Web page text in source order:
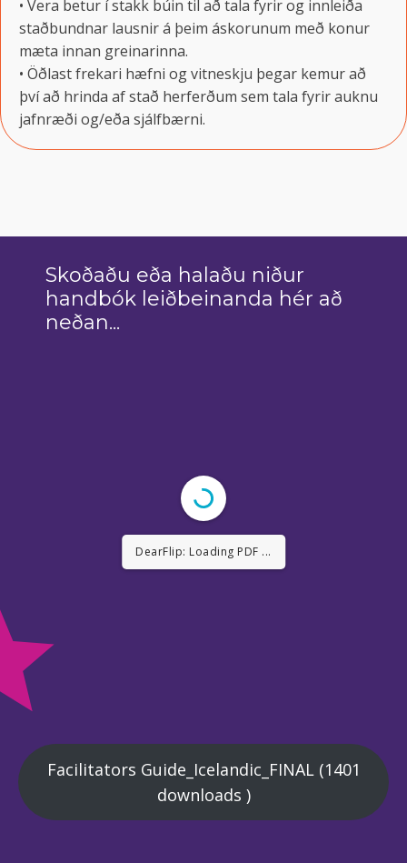
• Vera betur í stakk búin til að tala fyrir og innleiða
staðbundnar lausnir á þeim áskorunum með konur
mæta innan greinarinna.
• Öðlast frekari hæfni og vitneskju þegar kemur að
því að hrinda af stað herferðum sem tala fyrir auknu
jafnræði og/eða sjálfbærni.
Skoðaðu eða halaðu niður
handbók leiðbeinanda hér að
neðan...
DearFlip: Loading PDF ...
Facilitators Guide_Icelandic_FINAL (1401
downloads )